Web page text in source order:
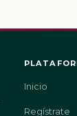
Inicio
Regístrate